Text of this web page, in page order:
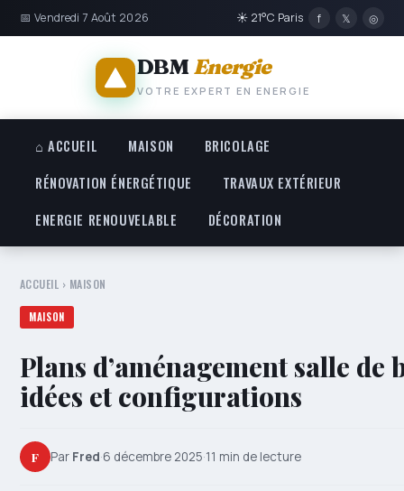
📅 Vendredi 7 Août 2026 ☀ 21°C Paris f 𝕏 ◎
DBMEnergie
VOTRE EXPERT EN ENERGIE
⌂ ACCUEIL MAISON
BRICOLAGE
RÉNOVATION ÉNERGÉTIQUE
TRAVAUX EXTÉRIEUR
ENERGIE RENOUVELABLE
DÉCORATION
ACCUEIL › MAISON
MAISON
Plans d’aménagement salle de
idées et configurations
F Par Fred·6 décembre 2025·11 min de lecture